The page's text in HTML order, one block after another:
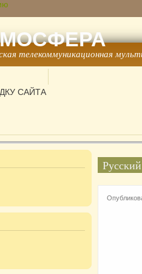
телекоммуникационная
САЙТА